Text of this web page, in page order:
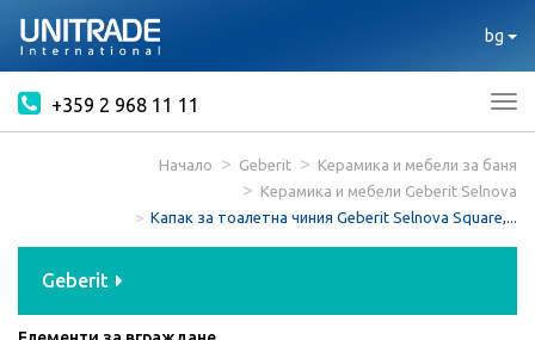
bg
+359 2 968 11 11
Начало Geberit
Керамика и мебели за баня
Керамика и мебели Geberit Selnova
Капак за тоалетна чиния Geberit Selnova Square,...
Geberit